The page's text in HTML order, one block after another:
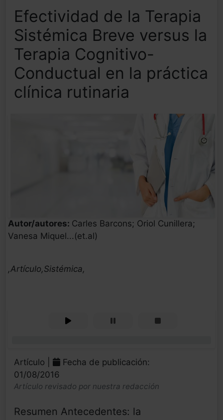
Efectividad de la Terapia
Sistémica Breve versus la
Terapia Cognitivo-
Conductual en la práctica
clínica rutinaria
Autor/autores: Carles Barcons; Oriol Cunillera;
Vanesa Miquel...(et.al)
,Artículo,Sistémica,
Artículo |
Fecha de publicación:
01/08/2016
Artículo revisado por nuestra redacción
Resumen Antecedentes: la